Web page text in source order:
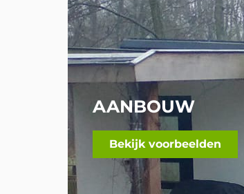
AANBOUW
Bekijk voorbeelden